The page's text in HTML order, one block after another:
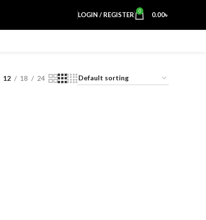
LOGIN / REGISTER 0 0.00৳
12 18 24